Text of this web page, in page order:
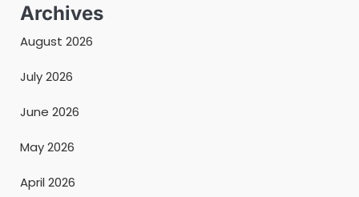
Archives
August 2026
July 2026
June 2026
May 2026
April 2026